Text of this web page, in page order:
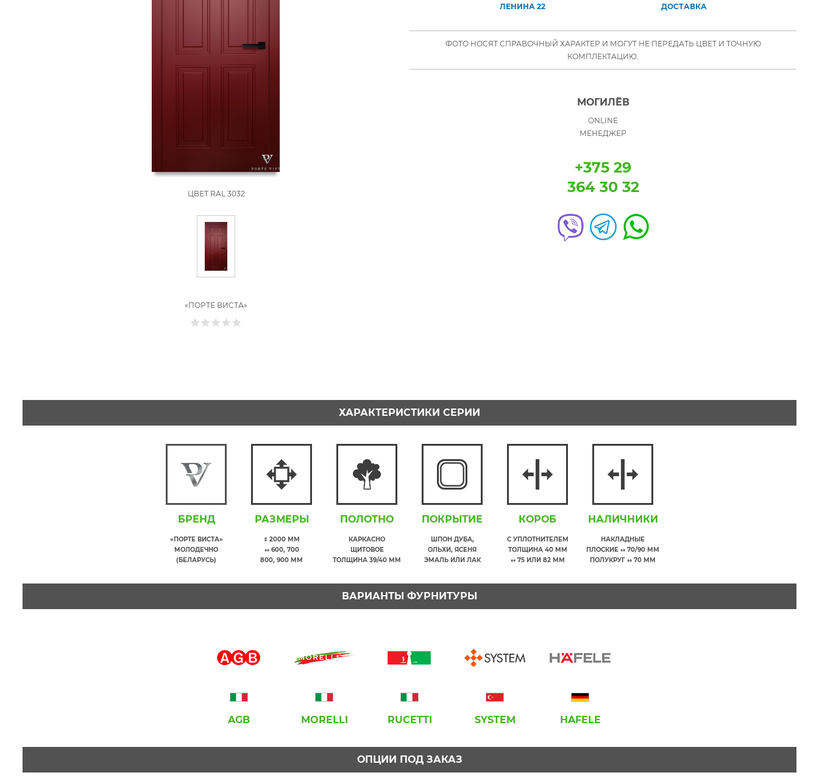
ЦВЕТ RAL 3032
«ПОРТЕ ВИСТА»
ЛЕНИНА 22
ДОСТАВКА
ФОТО НОСЯТ СПРАВОЧНЫЙ ХАРАКТЕР И МОГУТ НЕ ПЕРЕДАТЬ ЦВЕТ И ТОЧНУЮ
КОМПЛЕКТАЦИЮ.
МОГИЛЁВ
ONLINE
МЕНЕДЖЕР
+375 29
364 30 32
ХАРАКТЕРИСТИКИ СЕРИИ
БРЕНД
«ПОРТЕ ВИСТА»
МОЛОДЕЧНО
(БЕЛАРУСЬ)
РАЗМЕРЫ
↕ 2000 ММ
↔ 600, 700
800, 900 ММ
ПОЛОТНО
КАРКАСНО
ЩИТОВОЕ
ТОЛЩИНА 39/40 ММ
ПОКРЫТИЕ
ШПОН ДУБА,
ОЛЬХИ, ЯСЕНЯ
ЭМАЛЬ ИЛИ ЛАК
КОРОБ
С УПЛОТНИТЕЛЕМ
ТОЛЩИНА 40 ММ
↔ 75 ИЛИ 82 ММ
НАЛИЧНИКИ
НАКЛАДНЫЕ
ПЛОСКИЕ ↔ 70/90 ММ
ПОЛУКРУГ ↔ 70 ММ
ВАРИАНТЫ ФУРНИТУРЫ
AGB MORELLI RUCETTI SYSTEM HAFELE
ОПЦИИ ПОД ЗАКАЗ